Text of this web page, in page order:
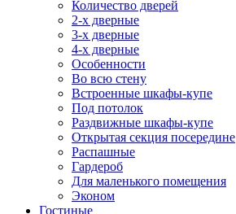
Количество дверей
2-х дверные
3-х дверные
4-х дверные
Особенности
Во всю стену
Встроенные шкафы-купе
Под потолок
Раздвижные шкафы-купе
Открытая секция посередине
Распашные
Гардероб
Для маленького помещения
Эконом
Гостиные